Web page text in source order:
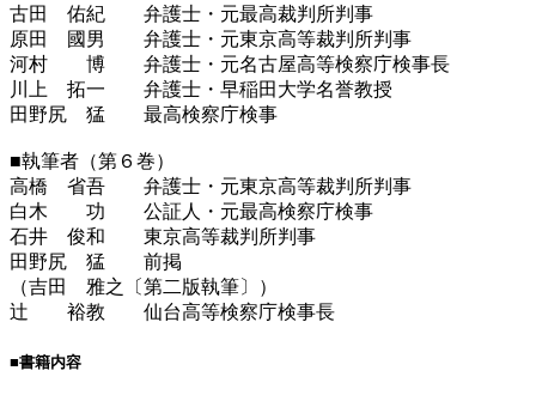
古田 佑紀 弁護士・元最高裁判所判事
原田 國男 弁護士・元東京高等裁判所判事
河村 博 弁護士・元名古屋高等検察庁検事長
川上 拓一 弁護士・早稲田大学名誉教授
田野尻 猛 最高検察庁検事
■執筆者（第６巻）
高橋 省吾 弁護士・元東京高等裁判所判事
白木 功 公証人・元最高検察庁検事
石井 俊和 東京高等裁判所判事
田野尻 猛 前掲
（吉田 雅之〔第二版執筆〕）
辻 裕教 仙台高等検察庁検事長
■書籍内容